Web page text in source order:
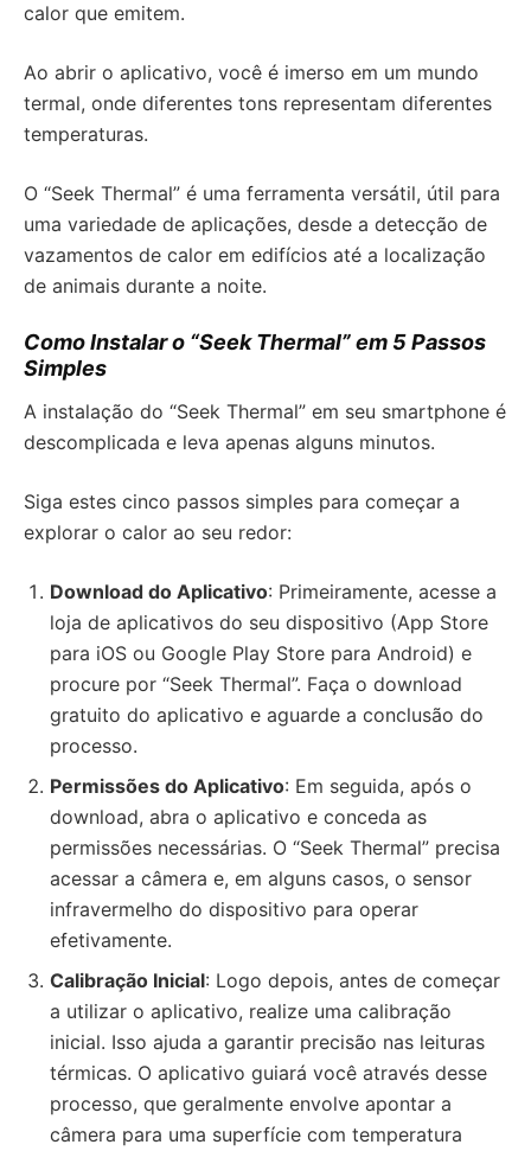
calor que emitem.
Ao abrir o aplicativo, você é imerso em um mundo
termal, onde diferentes tons representam diferentes
temperaturas.
O “Seek Thermal” é uma ferramenta versátil, útil para
uma variedade de aplicações, desde a detecção de
vazamentos de calor em edifícios até a localização
de animais durante a noite.
Como Instalar o “Seek Thermal” em 5 Passos
Simples
A instalação do “Seek Thermal” em seu smartphone é
descomplicada e leva apenas alguns minutos.
Siga estes cinco passos simples para começar a
explorar o calor ao seu redor:
Download do Aplicativo: Primeiramente, acesse a
loja de aplicativos do seu dispositivo (App Store
para iOS ou Google Play Store para Android) e
procure por “Seek Thermal”. Faça o download
gratuito do aplicativo e aguarde a conclusão do
processo.
Permissões do Aplicativo: Em seguida, após o
download, abra o aplicativo e conceda as
permissões necessárias. O “Seek Thermal” precisa
acessar a câmera e, em alguns casos, o sensor
infravermelho do dispositivo para operar
efetivamente.
Calibração Inicial: Logo depois, antes de começar
a utilizar o aplicativo, realize uma calibração
inicial. Isso ajuda a garantir precisão nas leituras
térmicas. O aplicativo guiará você através desse
processo, que geralmente envolve apontar a
câmera para uma superfície com temperatura